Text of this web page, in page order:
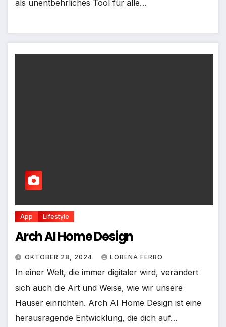
als unentbehrliches Tool für alle…
App Lifestyle
Arch AI Home Design
OKTOBER 28, 2024 LORENA FERRO
In einer Welt, die immer digitaler wird, verändert
sich auch die Art und Weise, wie wir unsere
Häuser einrichten. Arch AI Home Design ist eine
herausragende Entwicklung, die dich auf…